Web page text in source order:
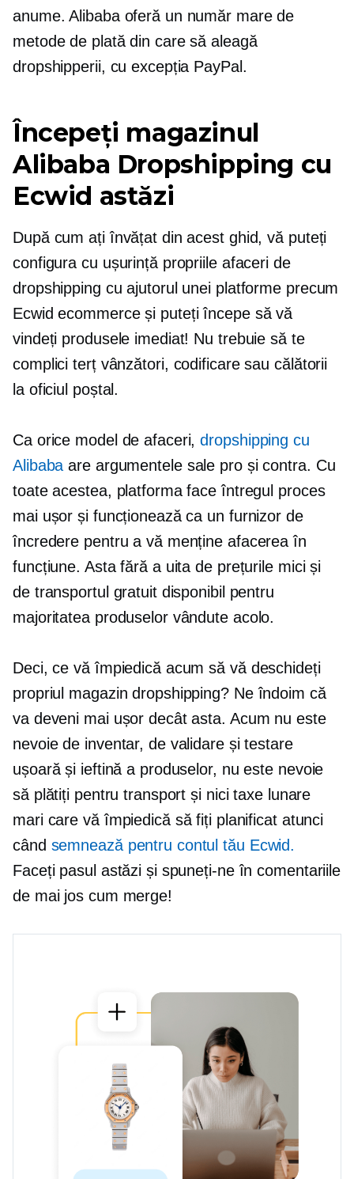
anume. Alibaba oferă un număr mare de
metode de plată din care să aleagă
dropshipperii, cu excepția PayPal.
Începeți magazinul
Alibaba Dropshipping cu
Ecwid astăzi
După cum ați învățat din acest ghid, vă puteți
configura cu ușurință propriile afaceri de
dropshipping cu ajutorul unei platforme precum
Ecwid ecommerce și puteți începe să vă
vindeți produsele imediat! Nu trebuie să te
compliciterțvânzători, codificare sau călătorii
la oficiul poștal.
Ca orice model de afaceri,dropshipping cu
Alibaba are argumentele sale pro și contra. Cu
toate acestea, platforma face întregul proces
mai ușor și funcționează ca un furnizor de
încredere pentru a vă menține afacerea în
funcțiune. Asta fără a uita de prețurile mici și
de transportul gratuit disponibil pentru
majoritatea produselor vândute acolo.
Deci, ce vă împiedică acum să vă deschideți
propriul magazin dropshipping? Ne îndoim că
va deveni mai ușor decât asta. Acum nu este
nevoie de inventar, de validare și testare
ușoară și ieftină a produselor, nu este nevoie
să plătiți pentru transport și nici taxe lunare
mari care vă împiedică să fiți planificat atunci
când semnează pentru contul tău Ecwid.
Faceți pasul astăzi și spuneți-ne în comentariile
de mai jos cum merge!